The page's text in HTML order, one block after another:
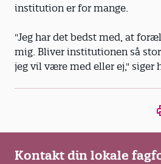
institution er for mange.
"Jeg har det bedst med, at
mig. Bliver institutionen så
jeg vil være med eller ej," siger
Kontakt din lokale